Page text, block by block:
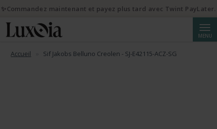
MENU
Accueil Sif Jakobs Belluno Creolen - SJ-E42115-ACZ-SG
✨Commandez maintenant et payez plus tard avec Twint PayLater.